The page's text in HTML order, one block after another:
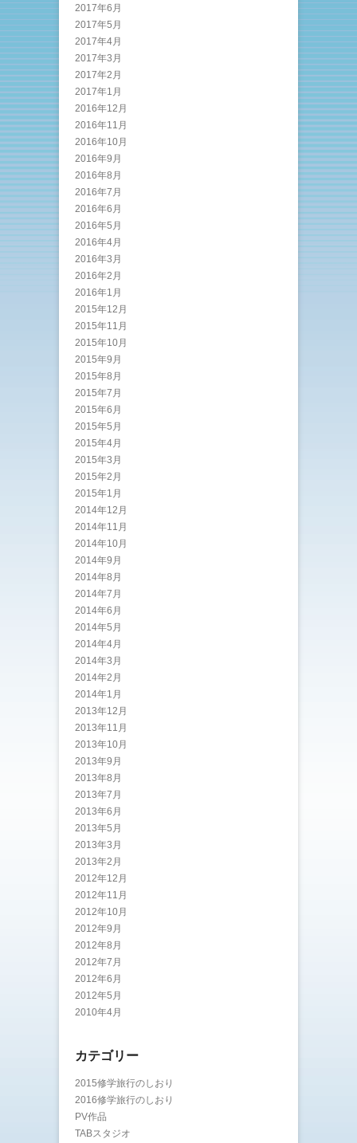
2017年6月
2017年5月
2017年4月
2017年3月
2017年2月
2017年1月
2016年12月
2016年11月
2016年10月
2016年9月
2016年8月
2016年7月
2016年6月
2016年5月
2016年4月
2016年3月
2016年2月
2016年1月
2015年12月
2015年11月
2015年10月
2015年9月
2015年8月
2015年7月
2015年6月
2015年5月
2015年4月
2015年3月
2015年2月
2015年1月
2014年12月
2014年11月
2014年10月
2014年9月
2014年8月
2014年7月
2014年6月
2014年5月
2014年4月
2014年3月
2014年2月
2014年1月
2013年12月
2013年11月
2013年10月
2013年9月
2013年8月
2013年7月
2013年6月
2013年5月
2013年3月
2013年2月
2012年12月
2012年11月
2012年10月
2012年9月
2012年8月
2012年7月
2012年6月
2012年5月
2010年4月
カテゴリー
2015修学旅行のしおり
2016修学旅行のしおり
PV作品
TABスタジオ